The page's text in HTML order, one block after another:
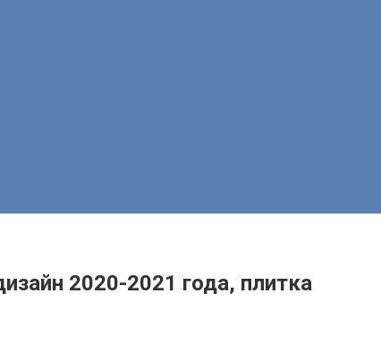
2020-2021 года, плитка